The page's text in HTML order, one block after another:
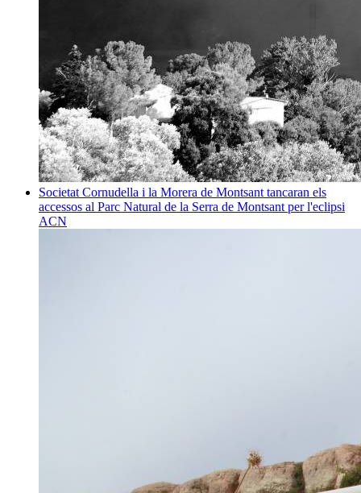
Societat Cornudella i la Morera de Montsant tancaran els
accessos al Parc Natural de la Serra de Montsant per l'eclipsi
ACN